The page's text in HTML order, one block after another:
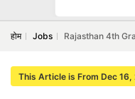
होम Jobs Rajasthan 4th
This Article is From Dec 16,